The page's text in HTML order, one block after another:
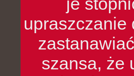
upraszczanie
szansa, że